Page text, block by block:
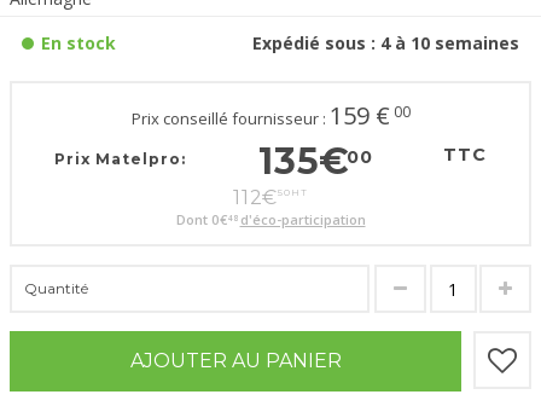
En stock Expédié sous : 4 à 10 semaines
Prix conseillé fournisseur : 159 € 00
Prix Matelpro: 135€00 TTC
112€50 HT
Dont 0€48 d'éco-participation
Quantité
AJOUTER AU PANIER